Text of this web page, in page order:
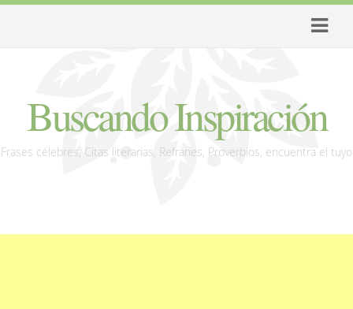
Buscando Inspiración
Frases célebres, Citas literarias, Refranes, Proverbios, encuentra el tuyo